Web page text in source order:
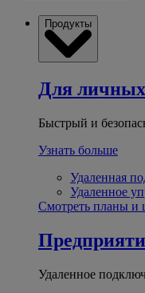
Продукты
Для личных
Быстрый и
Узнать больше
Удаленная
Удаленное
Смотреть планы и
Удаленное